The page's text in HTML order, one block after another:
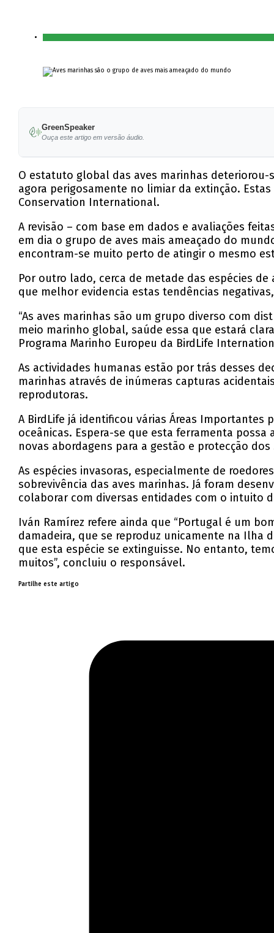
GreenSpeaker
Ouça este artigo em versão áudio.
O estatuto global das aves marinhas
agora perigosamente no limiar da extinção.
Conservation International.
A revisão – com base em dados e avaliações
em dia o grupo de aves mais ameaçado do
encontram-se muito perto de atingir o mesmo
Por outro lado, cerca de metade das espécies
que melhor evidencia estas tendências
“As aves marinhas são um grupo diverso com
meio marinho global, saúde essa que estará
Programa Marinho Europeu da BirdLife
As actividades humanas estão por trás desses
marinhas através de inúmeras capturas
reprodutoras.
A BirdLife já identificou várias Áreas Importantes
oceânicas. Espera-se que esta ferramenta
novas abordagens para a gestão e protecção
As espécies invasoras, especialmente de
sobrevivência das aves marinhas. Já foram
colaborar com diversas entidades com o intuito
Iván Ramírez refere ainda que “Portugal é um
damadeira, que se reproduz unicamente na Ilha
que esta espécie se extinguisse. No entanto,
muitos”, concluiu o responsável.
Partilhe este artigo